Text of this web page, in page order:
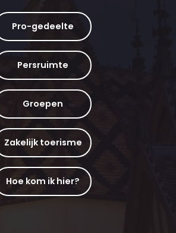
Pro-gedeelte
Persruimte
Groepen
Zakelijk toerisme
Hoe kom ik hier?